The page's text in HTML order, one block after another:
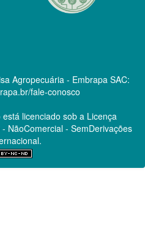
Agropecuária - Embrapa SAC:
fale-conosco
licenciado sob a Licença
NãoComercial - SemDerivações